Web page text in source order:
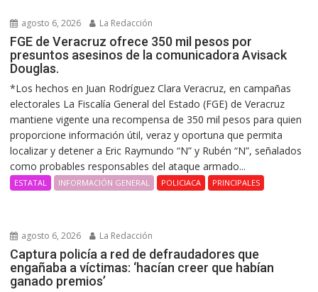
agosto 6, 2026 La Redacción
FGE de Veracruz ofrece 350 mil pesos por
presuntos asesinos de la comunicadora Avisack
Douglas.
*Los hechos en Juan Rodríguez Clara Veracruz, en campañas
electorales La Fiscalía General del Estado (FGE) de Veracruz
mantiene vigente una recompensa de 350 mil pesos para quien
proporcione información útil, veraz y oportuna que permita
localizar y detener a Eric Raymundo “N” y Rubén “N”, señalados
como probables responsables del ataque armado...
ESTATAL INFORMACIÓN GENERAL POLICIACA PRINCIPALES
agosto 6, 2026 La Redacción
Captura policía a red de defraudadores que
engañaba a víctimas: ‘hacían creer que habían
ganado premios’